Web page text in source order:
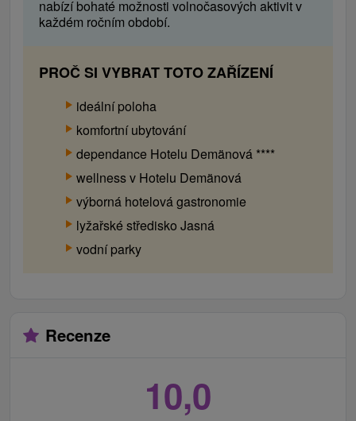
51 m2. Nachází se v něm předsíň s koupelnou,
obývací pokoj s kuchyní a 3 ložnice s
možnost roztahovacího gauče využít jako
nabízí bohaté možnosti volnočasových aktivit v
každém ročním období.
PROČ SI VYBRAT TOTO ZAŘÍZENÍ
ideální poloha
komfortní ubytování
dependance Hotelu Demänová ****
wellness v Hotelu Demänová
výborná hotelová gastronomie
lyžařské středisko Jasná
vodní parky
Recenze
10,0